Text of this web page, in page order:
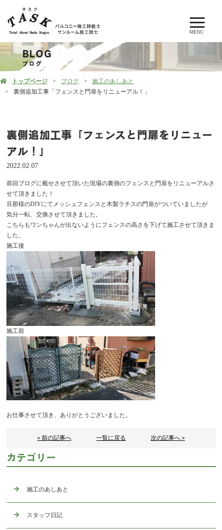
MENU
BLOG
ブログ
トップページ ブログ
施工のあしあと
裏側追加工事「フェンスと門扉をリニューアル！」
裏側追加工事「フェンスと門扉をリニュー
アル！」
2022.02.07
前回ブログに載せさせて頂いた現場の裏側のフェンスと門扉をリニューアルさ
せて頂きました！
旦那様のDIYにてメッシュフェンスと木製ラチスの門扉がついていましたが
気分一転、交換させて頂きました。
こちらもワンちゃんが出ないようにフェンスの高さを下げて施工させて頂きま
した。
施工後
施工前
お仕事させて頂き、ありがとうございました。
« 前の記事へ 一覧に戻る 次の記事へ »
カテゴリー
施工のあしあと
スタッフ日記